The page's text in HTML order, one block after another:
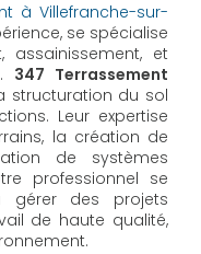
à Villefranche-sur-
se spécialise
assainissement, et
347 Terrassement
structuration du sol
Leur expertise
la création de
de systèmes
professionnel se
des projets
de haute qualité,